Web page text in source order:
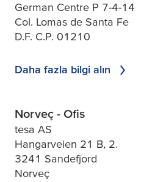
German Centre P 7-4-14
Col. Lomas de Santa Fe
D.F. C.P. 01210
Daha fazla bilgi alın
Norveç - Ofis
tesa AS
Hangarveien 21 B, 2.
3241 Sandefjord
Norveç